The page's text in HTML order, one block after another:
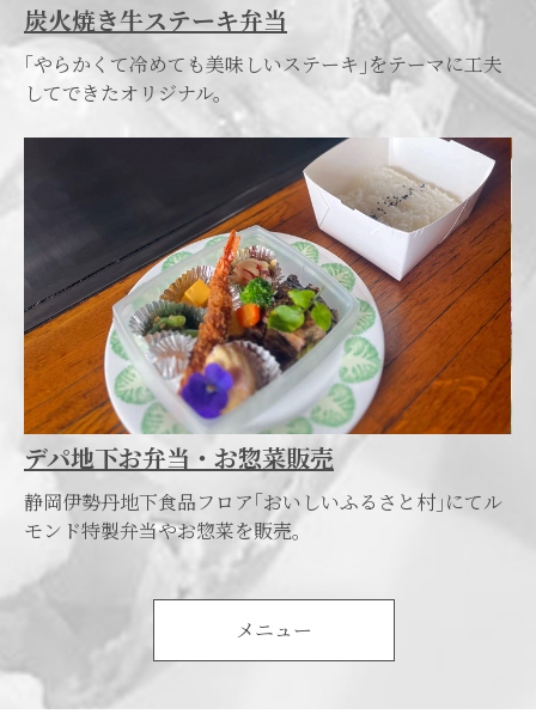
炭火焼き牛ステーキ弁当
｢やらかくて冷めても美味しいステーキ｣をテーマに工夫
してできたオリジナル。
デパ地下お弁当・お惣菜販売
静岡伊勢丹地下食品フロア｢おいしいふるさと村｣にてル
モンド特製弁当やお惣菜を販売｡
メニュー